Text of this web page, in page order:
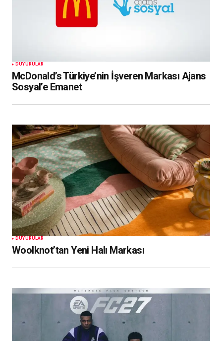
DUYURULAR
McDonald’s Türkiye’nin İşveren Markası Ajans
Sosyal’e Emanet
DUYURULAR
Woolknot’tan Yeni Halı Markası